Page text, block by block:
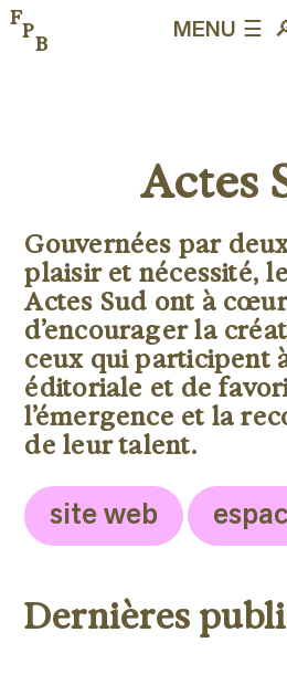
MENU ☰
F
P
B
Actes
Gouvernées par
plaisir et nécessité,
Actes Sud ont à
d’encourager la
ceux qui participent
éditoriale et de
l’émergence et la
de leur talent.
site web
Dernières